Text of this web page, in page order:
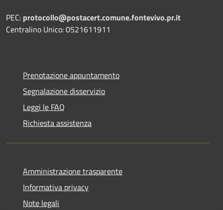
PEC: protocollo@postacert.comune.fontevivo.pr.it
Centralino Unico: 0521611911
Prenotazione appuntamento
Segnalazione disservizio
Leggi le FAQ
Richiesta assistenza
Amministrazione trasparente
Informativa privacy
Note legali